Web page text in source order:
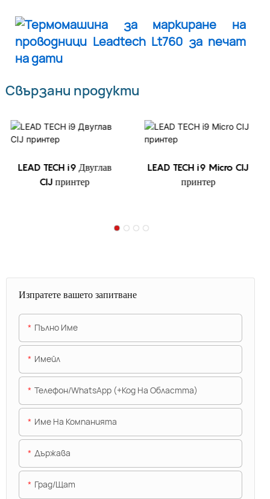
Свързани продукти
LEAD TECH i9 Двуглав
CIJ принтер
LEAD TECH i9 Micro CIJ
принтер
Изпратете вашето запитване
Пълно Име
Имейл
Телефон/WhatsApp (+Код На Областта)
Име На Компанията
Държава
Град/щат